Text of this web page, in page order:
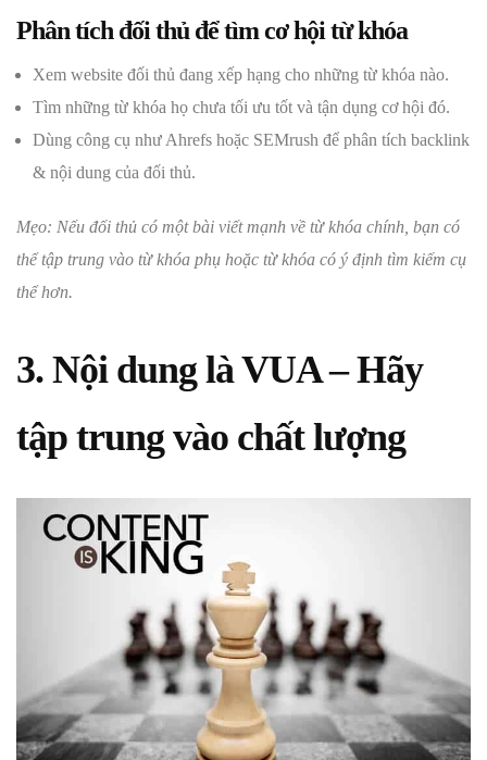
Phân tích đối thủ để tìm cơ hội từ khóa
Xem website đối thủ đang xếp hạng cho những từ khóa nào.
Tìm những từ khóa họ chưa tối ưu tốt và tận dụng cơ hội đó.
Dùng công cụ như Ahrefs hoặc SEMrush để phân tích backlink
& nội dung của đối thủ.
Mẹo: Nếu đối thủ có một bài viết mạnh về từ khóa chính, bạn có
thể tập trung vào từ khóa phụ hoặc từ khóa có ý định tìm kiếm cụ
thể hơn.
3. Nội dung là VUA – Hãy
tập trung vào chất lượng